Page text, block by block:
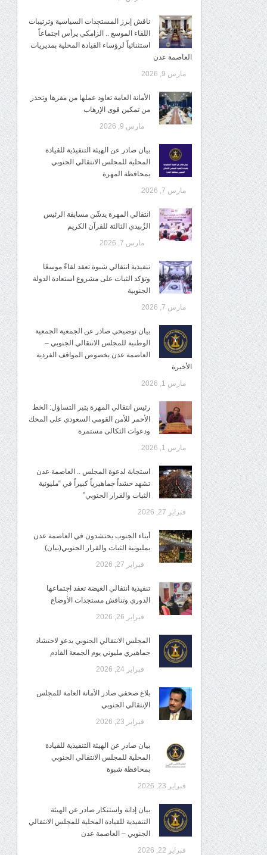
ناقش إبرز المستجدات السياسية وترتيبات
اللقاء الموسع .. الزامكي يرأس اجتماعاً
استثنائياً لرؤساء القيادة المحلية بمديريات
العاصمة عدن
مارس 9, 2026
الأمانة العامة تعاود عملها من مقرها وتحذر
من تمكين قوى الإرهاب
مارس 9, 2026
بيان صادر عن الهيئة التنفيذية للقيادة
المحلية للمجلس الانتقالي الجنوبي
بمحافظة المهرة
مارس 7, 2026
انتقالي المهرة يدشّن مسابقة الرئيس
الزُبيدي الثالثة للقرآن الكريم
مارس 7, 2026
تنفيذية انتقالي شبوة تعقد لقاءً موسعًا
وتؤكد الثبات على مشروع استعادة الدولة
الجنوبية
مارس 7, 2026
بيان توضيحي صادر عن الجمعية الجمعية
الوطنية للمجلس الانتقالي الجنوبي –
العاصمة عدن بخصوص المواقف الفردية
الأخيرة
مارس 1, 2026
رئيس انتقالي المهرة يثير التساؤل: الخط
الأحمر للأمن القومي السعودي على المحك
ودعوات الثكالى مستمرة
مارس 1, 2026
استجابة لدعوة المجلس .. العاصمة عدن
تشهد حشداً جماهيرياً كبيراً في “مليونية
الثبات والقرار الجنوبي”
فبراير 27, 2026
أبناء الجنوب يحتشدون في العاصمة عدن
بمليونية الثبات والقرار الجنوبي(بيان)
فبراير 27, 2026
تنفيذية انتقالي الغيضة تعقد اجتماعها
الدوري وتناقش مستجدات الأوضاع
فبراير 26, 2026
المجلس الانتقالي الجنوبي يدعو لاحتشاد
جماهيري مليوني يوم الجمعة القادم
فبراير 24, 2026
بلاغ صحفي صادر الأمانة العامة للمجلس
الإنتقالي الجنوبي
فبراير 23, 2026
بيان صادر عن الهيئة التنفيذية للقيادة
المحلية للمجلس الانتقالي الجنوبي
بمحافظة شبوة
فبراير 23, 2026
بيان إدانة واستنكار صادر عن الهيئة
التنفيذية للقيادة المحلية للمجلس الانتقالي
الجنوبي – العاصمة عدن
فبراير 22, 2026